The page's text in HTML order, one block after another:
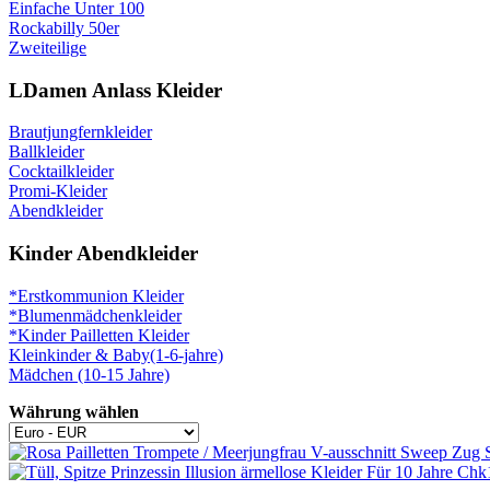
Einfache Unter 100
Rockabilly 50er
Zweiteilige
LDamen Anlass Kleider
Brautjungfernkleider
Ballkleider
Cocktailkleider
Promi-Kleider
Abendkleider
Kinder Abendkleider
*Erstkommunion Kleider
*Blumenmädchenkleider
*Kinder Pailletten Kleider
Kleinkinder & Baby(1-6-jahre)
Mädchen (10-15 Jahre)
Währung wählen